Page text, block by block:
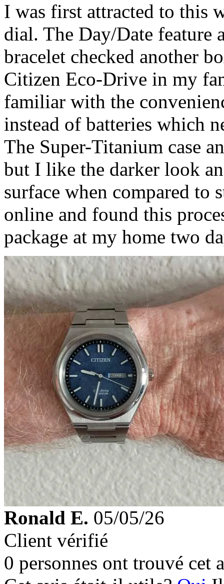
I was first attracted to this
dial. The Day/Date feature
bracelet checked another
Citizen Eco-Drive in my
familiar with the
instead of batteries which
The Super-Titanium case
but I like the darker look
surface when compared to
online and found this
package at my home two
Ronald E. 05/05/26
Client vérifié
0 personnes ont trouvé cet